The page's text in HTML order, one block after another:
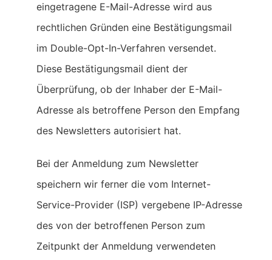
eingetragene E-Mail-Adresse wird aus
rechtlichen Gründen eine Bestätigungsmail
im Double-Opt-In-Verfahren versendet.
Diese Bestätigungsmail dient der
Überprüfung, ob der Inhaber der E-Mail-
Adresse als betroffene Person den Empfang
des Newsletters autorisiert hat.
Bei der Anmeldung zum Newsletter
speichern wir ferner die vom Internet-
Service-Provider (ISP) vergebene IP-Adresse
des von der betroffenen Person zum
Zeitpunkt der Anmeldung verwendeten